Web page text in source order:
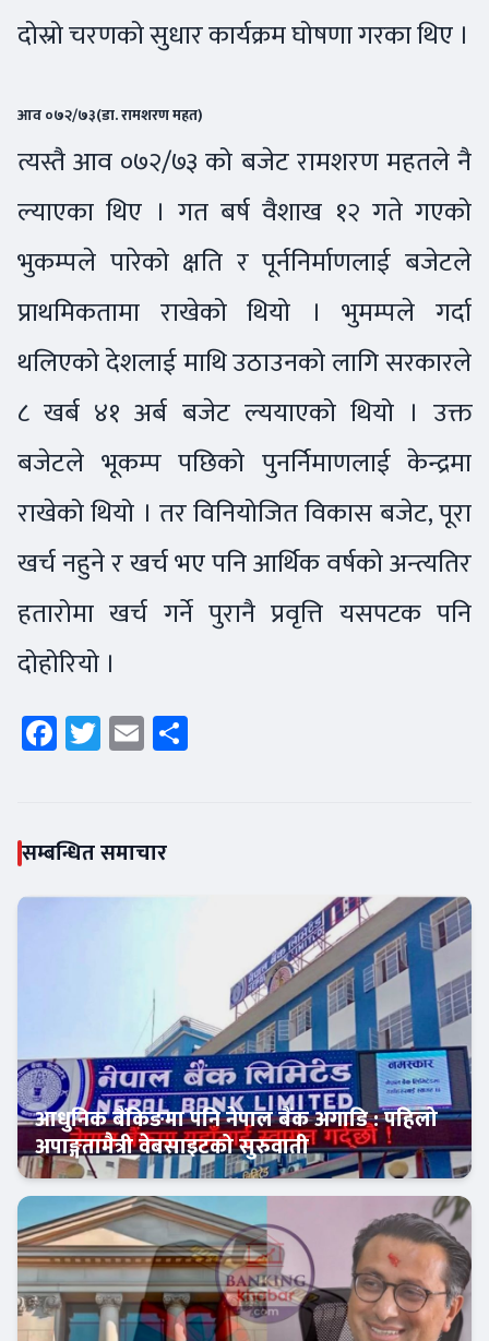
दोस्रो चरणको सुधार कार्यक्रम घोषणा गरका थिए ।
आव ०७२/७३(डा. रामशरण महत)
त्यस्तै आव ०७२/७३ को बजेट रामशरण महतले नै
ल्याएका थिए । गत बर्ष वैशाख १२ गते गएको
भुकम्पले पारेको क्षति र पूर्ननिर्माणलाई बजेटले
प्राथमिकतामा राखेको थियो । भुमम्पले गर्दा
थलिएको देशलाई माथि उठाउनको लागि सरकारले
८ खर्ब ४१ अर्ब बजेट ल्ययाएको थियो । उक्त
बजेटले भूकम्प पछिको पुनर्निमाणलाई केन्द्रमा
राखेको थियो । तर विनियोजित विकास बजेट, पूरा
खर्च नहुने र खर्च भए पनि आर्थिक वर्षको अन्त्यतिर
हतारोमा खर्च गर्ने पुरानै प्रवृत्ति यसपटक पनि
दोहोरियो ।
Facebook
Twitter
Email
सम्बन्धित समाचार
Banner News
आधुनिक बैंकिङमा पनि नेपाल बैंक अगाडि : पहिलो
अपाङ्गतामैत्री वेबसाइटको सुरुवाती